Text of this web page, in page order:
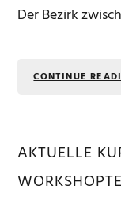
Der Bezirk
CONTINUE
AKTUELLE